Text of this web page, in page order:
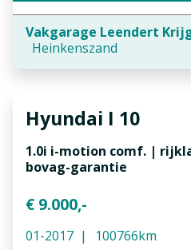
Vakgarage Leendert
Heinkenszand
Hyundai I 10
1.0i i-motion comf. |
bovag-garantie
€ 9.000,-
01-2017 100766km